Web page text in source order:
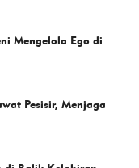
Mengelola Ego di
Pesisir, Menjaga